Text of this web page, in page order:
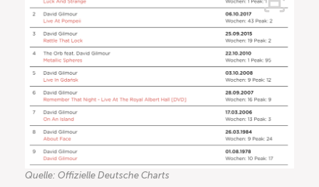
Quelle: Offizielle Deutsche Charts